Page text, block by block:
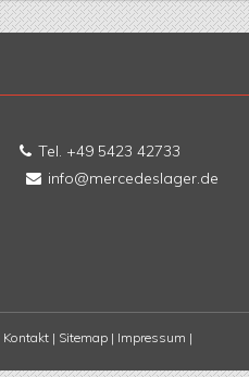
Tel. +49 5423 42733
info@mercedeslager.de
Kontakt | Sitemap | Impressum |